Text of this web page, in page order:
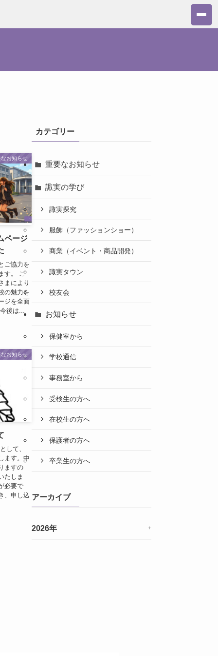
お知らせ
ページ
ご協力を
す。 こ
まにより
の魅力を
ジを全面
後は...
お知らせ
して、
ます。中
ますの
たしま
必要で
、申し込
カテゴリー
重要なお知らせ
諏実の学び
諏実探究
服飾（ファッションショー）
商業（イベント・商品開発）
諏実タウン
校友会
お知らせ
保健室から
学校通信
事務室から
受検生の方へ
在校生の方へ
保護者の方へ
卒業生の方へ
アーカイブ
2026年 +